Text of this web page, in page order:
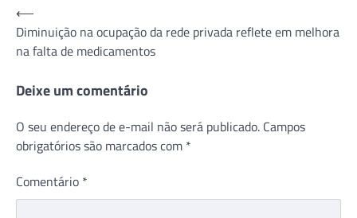
Navegação
de
Post
⟵
Diminuição na ocupação da rede privada reflete em melhora
na falta de medicamentos
Deixe um comentário
O seu endereço de e-mail não será publicado. Campos
obrigatórios são marcados com *
Comentário *